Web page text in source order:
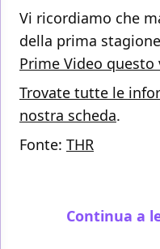
Vi ricordiamo che
della prima
Prime Video questo
Trovate tutte le
nostra scheda.
Fonte: THR
Continua a